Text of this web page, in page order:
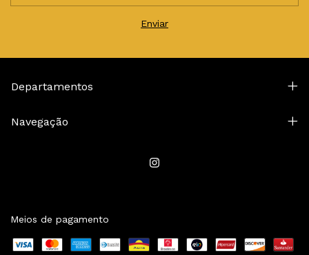
Departamentos
Navegação
Meios de pagamento